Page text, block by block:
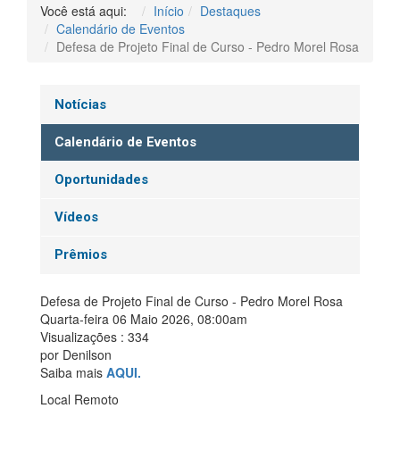
Você está aqui: Início
Destaques
Calendário de Eventos
Defesa de Projeto Final de Curso - Pedro Morel Rosa
Notícias
Calendário de Eventos
Oportunidades
Vídeos
Prêmios
Defesa de Projeto Final de Curso - Pedro Morel Rosa
Quarta-feira 06 Maio 2026, 08:00am
Visualizações : 334
por Denilson
Saiba mais AQUI.
Local Remoto